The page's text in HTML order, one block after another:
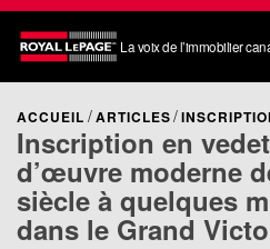
La voix de l’immobilier
ACCUEIL ARTICLES
Inscription en
d’œuvre moderne
siècle à quelques
dans le Grand